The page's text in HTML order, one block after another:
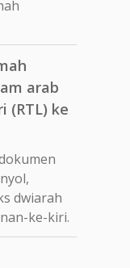
arab
(RTL) ke
dwiarah
ke-kiri.